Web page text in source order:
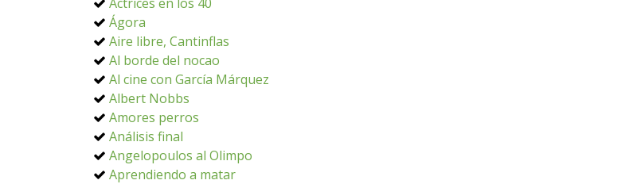
Ágora
Aire libre, Cantinflas
Al borde del nocao
Al cine con García Márquez
Albert Nobbs
Amores perros
Análisis final
Angelopoulos al Olimpo
Aprendiendo a matar